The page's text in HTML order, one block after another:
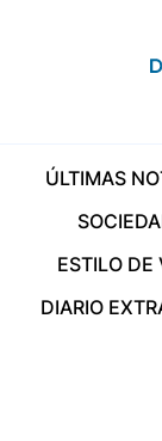
ÚLTIMAS
ESTILO DE
DIARIO